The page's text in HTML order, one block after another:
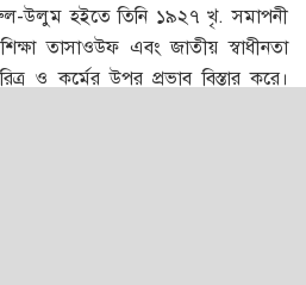
উলুম হইতে তিনি ১৯২৭ খৃ. সমাপনী
তাসাওউফ এবং জাতীয় স্বাধীনতা
ও কর্মের উপর প্রভাব বিস্তার করে।